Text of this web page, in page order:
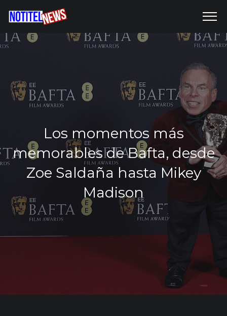
Los momentos más
memorables de Bafta, desde
Zoe Saldaña hasta Mikey
Madison